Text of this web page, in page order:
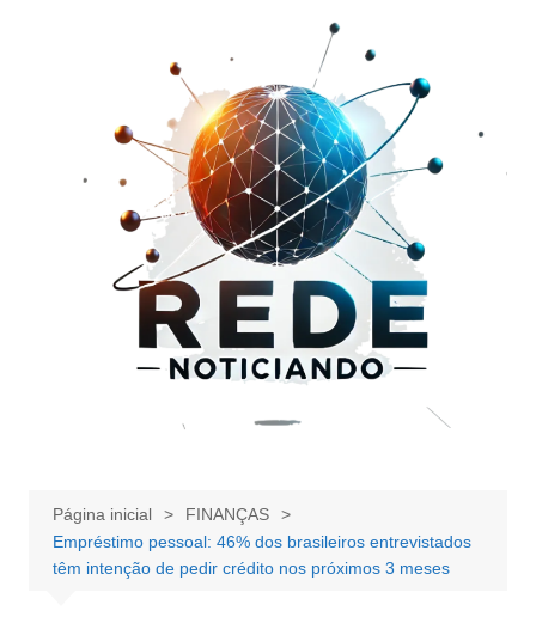
Página inicial
FINANÇAS
Empréstimo pessoal: 46% dos brasileiros entrevistados
têm intenção de pedir crédito nos próximos 3 meses